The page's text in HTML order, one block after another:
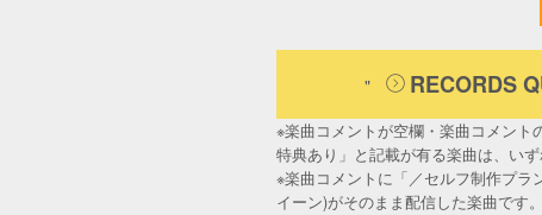
RECORDS
※楽曲コメントが空欄・楽曲コメン
特典あり」と記載が有る楽曲は、い
※楽曲コメントに「／セルフ制作プラ
イーン)がそのまま配信した楽曲です。